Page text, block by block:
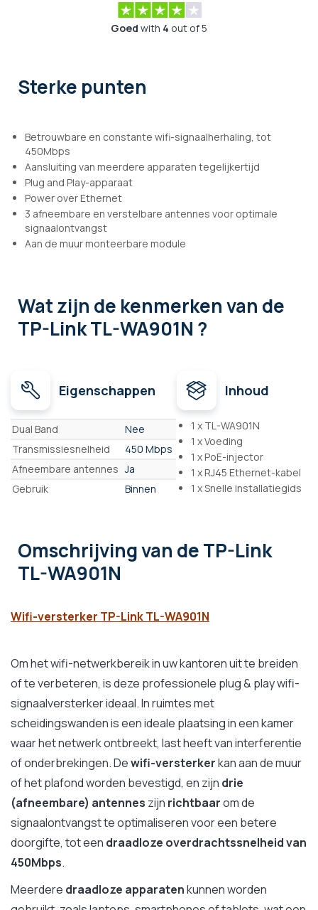
Goed with 4 out of 5
Sterke punten
Betrouwbare en constante wifi-signaalherhaling, tot
450Mbps
Aansluiting van meerdere apparaten tegelijkertijd
Plug and Play-apparaat
Power over Ethernet
3 afneembare en verstelbare antennes voor optimale
signaalontvangst
Aan de muur monteerbare module
Wat zijn de kenmerkenvan de
TP-Link TL-WA901N ?
Eigenschappen
Eigenschappen
Dual Band
Nee
Transmissiesnelheid
450 Mbps
Afneembare antennes Ja
Gebruik
Binnen
Inhoud
1 x TL-WA901N
1 x Voeding
1 x PoE-injector
1 x RJ45 Ethernet-kabel
1 x Snelle installatiegids
Omschrijvingvan de TP-Link
TL-WA901N
Wifi-versterker TP-Link TL-WA901N
Om het wifi-netwerkbereik in uw kantoren uit te breiden
of te verbeteren, is deze professionele plug & play wifi-
signaalversterker ideaal. In ruimtes met
scheidingswanden is een ideale plaatsing in een kamer
waar het netwerk ontbreekt, last heeft van interferentie
of onderbrekingen. Dewifi-versterkerkan aan de muur
of het plafond worden bevestigd, en zijn drie
(afneembare) antennes zijn richtbaarom de
signaalontvangst te optimaliseren voor een betere
doorgifte, tot een draadloze overdrachtssnelheid van
450Mbps.
Meerdere draadloze apparatenkunnen worden